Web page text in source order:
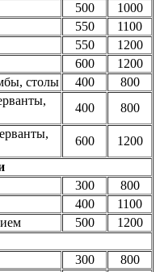
500
1000
550
1100
550
1200
600
1200
столы
400
800
400
800
600
1200
300
800
400
1100
500
1200
300
800